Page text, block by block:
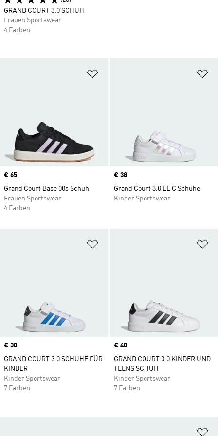
Price
€ 65
Grand Court Base 00s Schuh
Frauen Sportswear
4 Farben
Price
€ 38
Grand Court 3.0 EL C Schuhe
Kinder Sportswear
Price
€ 38
GRAND COURT 3.0 SCHUHE FÜR
KINDER
Kinder Sportswear
7 Farben
Price
€ 40
GRAND COURT 3.0 KINDER UND
TEENS SCHUH
Kinder Sportswear
7 Farben
GRAND COURT 3.0 SCHUH
Frauen Sportswear
4 Farben